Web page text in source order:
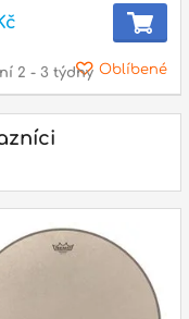
Oblíbené
2 - 3 týdny